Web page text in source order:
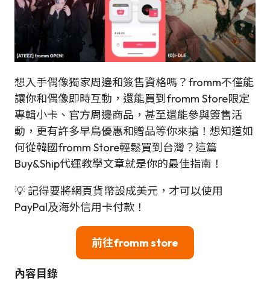
想入手偶像獨家周邊和簽售資格嗎？fromm不僅能
讓你和偶像即時互動，還能買到fromm Store限定
專輯小卡、官方周邊商品，甚至還能參與簽售活
動，更有許多早鳥優惠和贈品等你來搶！想知道如
何從韓國fromm Store輕鬆買到台灣？這篇
Buy&Ship代運教學文章就是你的最佳指南！
💡 記得要將網頁貨幣設成美元，才可以使用
PayPal及海外信用卡付款！
前往fromm store
內容目錄